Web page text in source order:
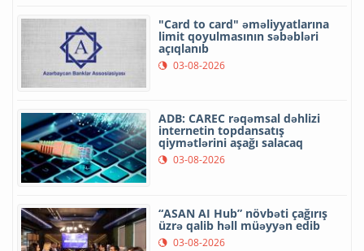
"Card to card" əməliyyatlarına
limit qoyulmasının səbəbləri
açıqlanıb
03-08-2026
ADB: CAREC rəqəmsal dəhlizi
internetin topdansatış
qiymətlərini aşağı salacaq
03-08-2026
“ASAN AI Hub” növbəti çağırış
üzrə qalib həll müəyyən edib
03-08-2026